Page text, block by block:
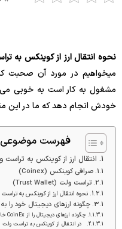
نحوه انتقال ارز از کوینکس به
میخواهیم در مورد آن صحبت
مشغول به کار است به خوبی می
خودش انجام دهد که ما در این
فهرست موضوعی
انتقال ارز از کوینکس به تراست
صرافی کوینکس (Coinex)
تراست ولت (Trust Wallet)
نحوه انتقال ارز از کوینکس به
چگونه ارزهای دیجیتال خود را به CoinEx واریز کنیم؟
چگونه ارزهای دیجیتال را از CoinEx خارج کنیم؟
در انتقال از کوینکس به تراست